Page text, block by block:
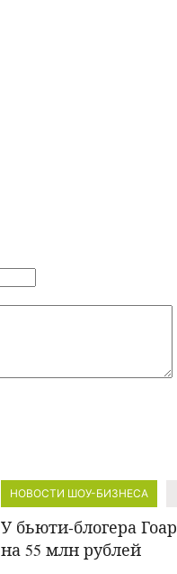
НОВОСТИ ШОУ-БИЗНЕСА
У бьюти-блогера
на 55 млн рублей